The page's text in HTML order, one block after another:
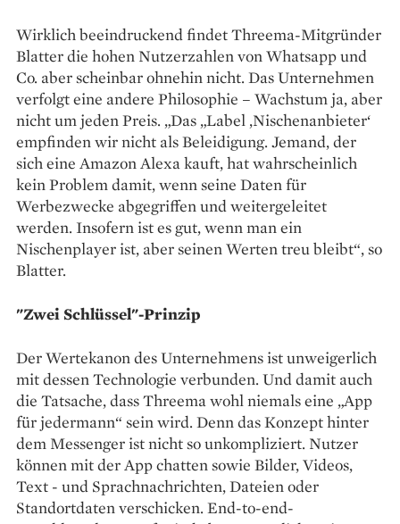
Wirklich beeindruckend findet Threema-Mitgründer
Blatter die hohen Nutzerzahlen von Whatsapp und
Co. aber scheinbar ohnehin nicht. Das Unternehmen
verfolgt eine andere Philosophie – Wachstum ja, aber
nicht um jeden Preis. „Das „Label ,Nischenanbieter‘
empfinden wir nicht als Beleidigung. Jemand, der
sich eine Amazon Alexa kauft, hat wahrscheinlich
kein Problem damit, wenn seine Daten für
Werbezwecke abgegriffen und weitergeleitet
werden. Insofern ist es gut, wenn man ein
Nischenplayer ist, aber seinen Werten treu bleibt“, so
Blatter.
"Zwei Schlüssel"-Prinzip
Der Wertekanon des Unternehmens ist unweigerlich
mit dessen Technologie verbunden. Und damit auch
die Tatsache, dass Threema wohl niemals eine „App
für jedermann“ sein wird. Denn das Konzept hinter
dem Messenger ist nicht so unkompliziert. Nutzer
können mit der App chatten sowie Bilder, Videos,
Text - und Sprachnachrichten, Dateien oder
Standortdaten verschicken. End-to-end-